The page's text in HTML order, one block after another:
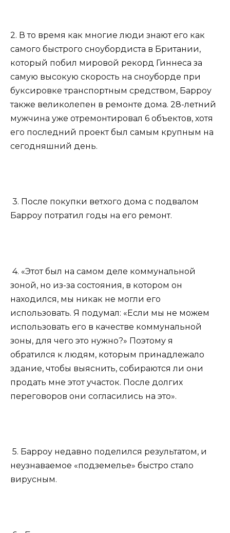
2. В то время как многие люди знают его как
самого быстрого сноубордиста в Британии,
который побил мировой рекорд Гиннеса за
самую высокую скорость на сноуборде при
буксировке транспортным средством, Барроу
также великолепен в ремонте дома. 28-летний
мужчина уже отремонтировал 6 объектов, хотя
его последний проект был самым крупным на
сегодняшний день.
3. После покупки ветхого дома с подвалом
Барроу потратил годы на его ремонт.
4. «Этот был на самом деле коммунальной
зоной, но из-за состояния, в котором он
находился, мы никак не могли его
использовать. Я подумал: «Если мы не можем
использовать его в качестве коммунальной
зоны, для чего это нужно?» Поэтому я
обратился к людям, которым принадлежало
здание, чтобы выяснить, собираются ли они
продать мне этот участок. После долгих
переговоров они согласились на это».
5. Барроу недавно поделился результатом, и
неузнаваемое «подземелье» быстро стало
вирусным.